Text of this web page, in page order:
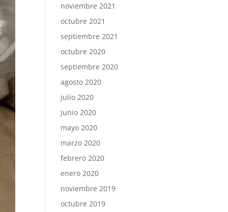
noviembre 2021
octubre 2021
septiembre 2021
octubre 2020
septiembre 2020
agosto 2020
julio 2020
junio 2020
mayo 2020
marzo 2020
febrero 2020
enero 2020
noviembre 2019
octubre 2019